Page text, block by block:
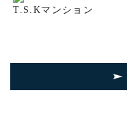
T.S.Kマンション